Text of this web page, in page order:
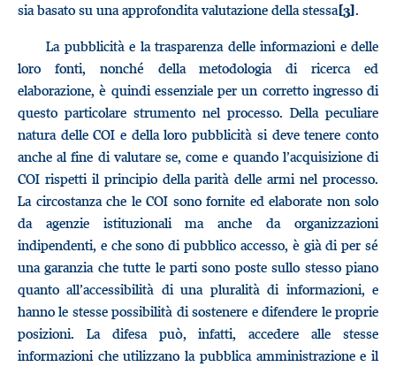
sia basato su una approfondita valutazione della stessa[3].
La pubblicità e la trasparenza delle informazioni e delle
loro fonti, nonché della metodologia di ricerca ed
elaborazione, è quindi essenziale per un corretto ingresso di
questo particolare strumento nel processo. Della peculiare
natura delle COI e della loro pubblicità si deve tenere conto
anche al fine di valutare se, come e quando l’acquisizione di
COI rispetti il principio della parità delle armi nel processo.
La circostanza che le COI sono fornite ed elaborate non solo
da agenzie istituzionali ma anche da organizzazioni
indipendenti, e che sono di pubblico accesso, è già di per sé
una garanzia che tutte le parti sono poste sullo stesso piano
quanto all’accessibilità di una pluralità di informazioni, e
hanno le stesse possibilità di sostenere e difendere le proprie
posizioni. La difesa può, infatti, accedere alle stesse
informazioni che utilizzano la pubblica amministrazione e il